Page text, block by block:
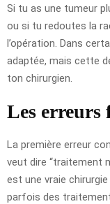
Si tu as une tumeur
ou si tu redoutes la
l’opération. Dans
adaptée, mais cette
ton chirurgien.
Les erreurs
La première erreur
veut dire “traitement
est une vraie
parfois des